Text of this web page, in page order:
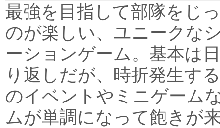
最強を目指して部隊をじ
のが楽しい、ユニークな
ーションゲーム。基本は
り返しだが、時折発生す
のイベントやミニゲーム
ムが単調になって飽きが